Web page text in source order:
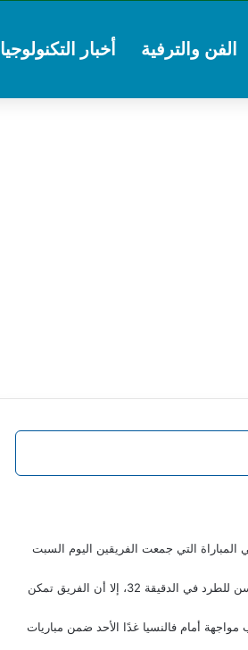
الفن والترفية أخبار التكنولوجيا
بهدفين مقابل هدف، في المباراة التي جمعت الفريقين اليوم السبت
المباراة أقيمت على ملعب ريالي أرينا بقيادة المدير الفني تشابي ألونسو، وشهدت تقدم ريال مدريد في النتيجة رغم تعرض مدافعه دين هويسن للطرد في الدقيقة 32، إلا أن الفريق تمكن
أمام فالنسيا غدًا الأحد ضمن مباريات